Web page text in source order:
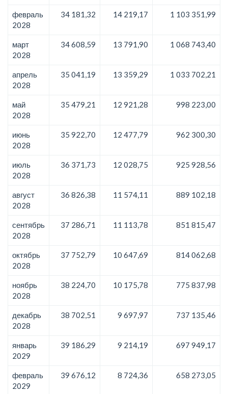
февраль
2028
34 181,32 14 219,17 1 103 351,99
март
2028
34 608,59 13 791,90 1 068 743,40
апрель
2028
35 041,19 13 359,29 1 033 702,21
май
2028
35 479,21 12 921,28 998 223,00
июнь
2028
35 922,70 12 477,79 962 300,30
июль
2028
36 371,73 12 028,75 925 928,56
август
2028
36 826,38 11 574,11 889 102,18
сентябрь
2028
37 286,71 11 113,78 851 815,47
октябрь
2028
37 752,79 10 647,69 814 062,68
ноябрь
2028
38 224,70 10 175,78 775 837,98
декабрь
2028
38 702,51 9 697,97 737 135,46
январь
2029
39 186,29 9 214,19 697 949,17
февраль
2029
39 676,12 8 724,36 658 273,05